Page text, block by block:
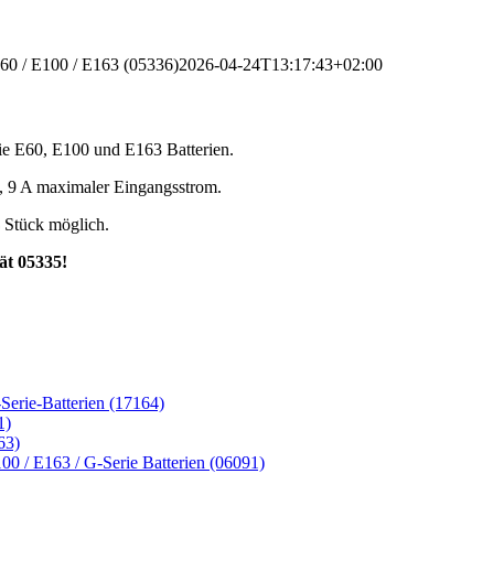
/ E100 / E163 (05336)2026-04-24T13:17:43+02:00
E60, E100 und E163 Batterien.
A maximaler Eingangsstrom.
Stück möglich.
05335!